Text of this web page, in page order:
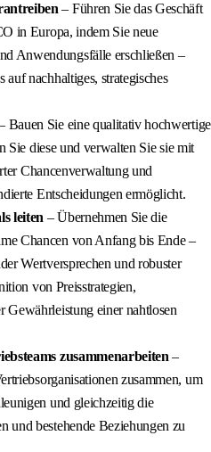
– Führen Sie das Geschäft
in Europa, indem Sie neue
Anwendungsfälle erschließen –
nachhaltiges, strategisches
Bauen Sie eine qualitativ hochwertige
Sie diese und verwalten Sie sie mit
Chancenverwaltung und
Entscheidungen ermöglicht.
leiten – Übernehmen Sie die
Chancen von Anfang bis Ende –
Wertversprechen und robuster
von Preisstrategien,
Gewährleistung einer nahtlosen
zusammenarbeiten –
zusammen, um
und gleichzeitig die
und bestehende Beziehungen zu